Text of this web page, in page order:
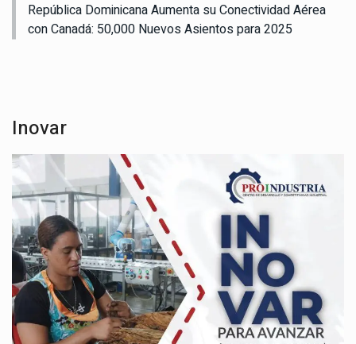
República Dominicana Aumenta su Conectividad Aérea
con Canadá: 50,000 Nuevos Asientos para 2025
Inovar